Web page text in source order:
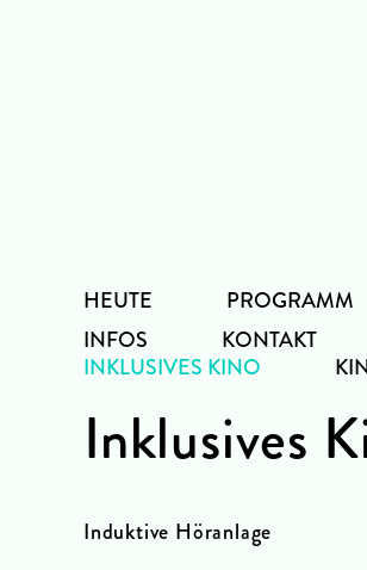
HEUTE PROGRAMM
INFOS
KONTAKT
INKLUSIVES KINO
Inklusives
Induktive Höranlage